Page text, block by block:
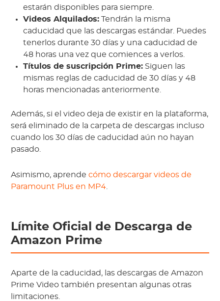
estarán disponibles para siempre.
Videos Alquilados: Tendrán la misma
caducidad que las descargas estándar. Puedes
tenerlos durante 30 días y una caducidad de
48 horas una vez que comiences a verlos.
Títulos de suscripción Prime: Siguen las
mismas reglas de caducidad de 30 días y 48
horas mencionadas anteriormente.
Además, si el video deja de existir en la plataforma,
será eliminado de la carpeta de descargas incluso
cuando los 30 días de caducidad aún no hayan
pasado.
Asimismo, aprendecómo descargar videos de
Paramount Plus en MP4
Límite Oficial de Descarga de
Amazon Prime
Aparte de la caducidad, las descargas de Amazon
Prime Video también presentan algunas otras
limitaciones.